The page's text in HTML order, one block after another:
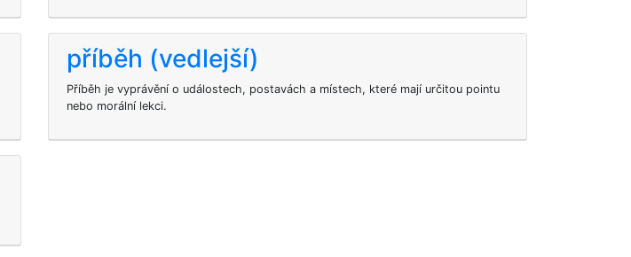
příběh (vedlejší)
Příběh je vyprávění o událostech, postavách a místech, které mají určitou pointu
nebo morální lekci.